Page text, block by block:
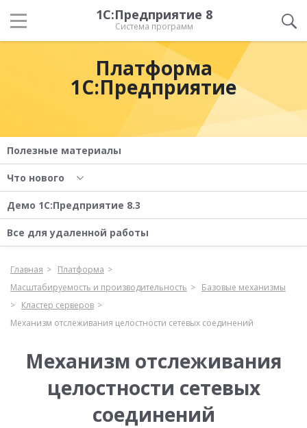
1С:Предприятие 8
Система программ
Платформа
1С:Предприятие
Полезные материалы
Что нового
Демо 1С:Предприятие 8.3
Все для удаленной работы
Главная
Платформа
Масштабируемость и производительность
Базовые механизмы
Кластер серверов
Механизм отслеживания целостности сетевых соединений
Механизм отслеживания
целостности сетевых
соединений